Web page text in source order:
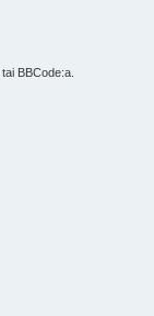
BBCode:a.